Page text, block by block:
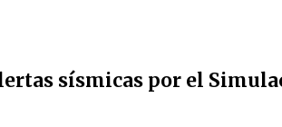
sísmicas por el